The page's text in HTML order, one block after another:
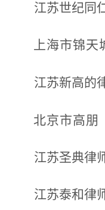
江苏世纪同
上海市锦
江苏新高的
北京市高朋
江苏圣典律
江苏泰和律